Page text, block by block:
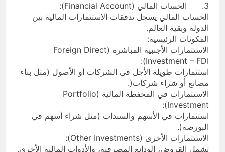
3. الحساب المالي (Financial Account):
الحساب المالي يسجل تدفقات الاستثمارات المالية بين
الدولة وبقية العالم.
المكونات الرئيسية:
الاستثمارات الأجنبية المباشرة (Foreign Direct
Investment – FDI):
استثمارات طويلة الأجل في الشركات أو الأصول (مثل بناء
مصانع أو شراء شركات(.
الاستثمارات في المحفظة المالية (Portfolio
Investment):
استثمارات في الأسهم والسندات (مثل شراء أسهم في
البورصة(.
الاستثمارات الأخرى (Other Investments):
تشمل القروض، الودائع المصرفية، والأدوات المالية الأخرى.